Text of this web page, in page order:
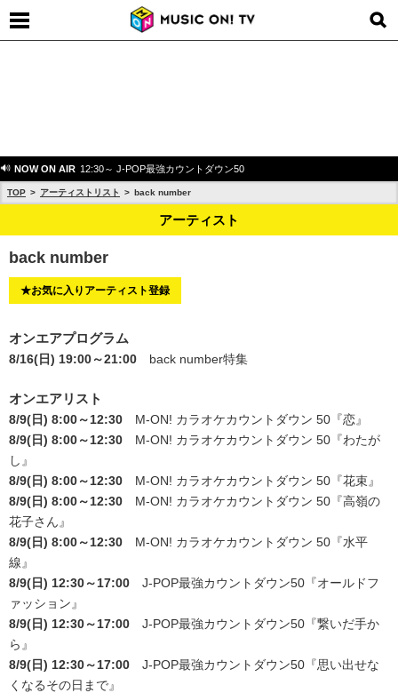
NOW ON AIR 12:30～ J-POP最強カウントダウン50
TOP アーティストリスト back number
アーティスト
back number
★お気に入りアーティスト登録
オンエアプログラム
8/16(日) 19:00～21:00 back number特集
オンエアリスト
8/9(日) 8:00～12:30 M-ON! カラオケカウントダウン 50 『恋』
8/9(日) 8:00～12:30
M-ON! カラオケカウントダウン 50 『わたが
し』
8/9(日) 8:00～12:30
M-ON! カラオケカウントダウン 50 『花束』
8/9(日) 8:00～12:30
M-ON! カラオケカウントダウン 50 『高嶺の
花子さん』
8/9(日) 8:00～12:30
M-ON! カラオケカウントダウン 50 『水平
線』
8/9(日) 12:30～17:00
J-POP最強カウントダウン50 『オールドフ
ァッション』
8/9(日) 12:30～17:00
J-POP最強カウントダウン50 『繋いだ手か
ら』
8/9(日) 12:30～17:00
J-POP最強カウントダウン50 『思い出せな
くなるその日まで』